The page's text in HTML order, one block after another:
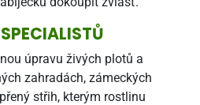
úpravu živých plotů a
zahradách, zámeckých
střih, kterým rostlinu